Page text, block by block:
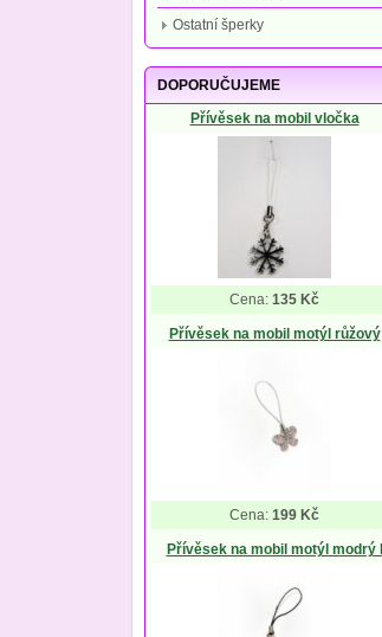
Ostatní šperky
DOPORUČUJEME
Přívěsek na mobil vločka
Cena: 135 Kč
Přívěsek na mobil motýl růžový
Cena: 199 Kč
Přívěsek na mobil motýl modrý I